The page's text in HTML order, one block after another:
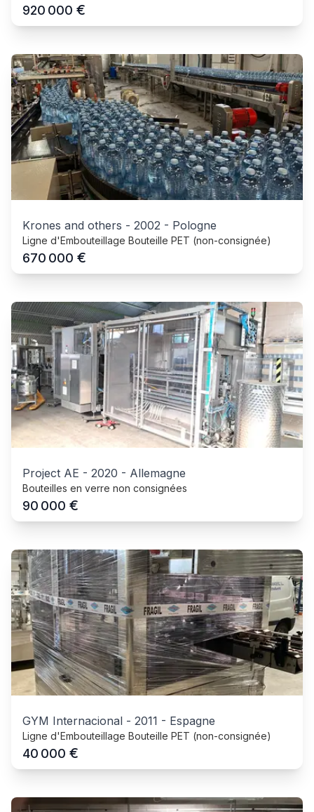
920 000 €
Krones and others - 2002 - Pologne
Ligne d'Embouteillage Bouteille PET (non-consignée)
670 000 €
Project AE - 2020 - Allemagne
Bouteilles en verre non consignées
90 000 €
GYM Internacional - 2011 - Espagne
Ligne d'Embouteillage Bouteille PET (non-consignée)
40 000 €